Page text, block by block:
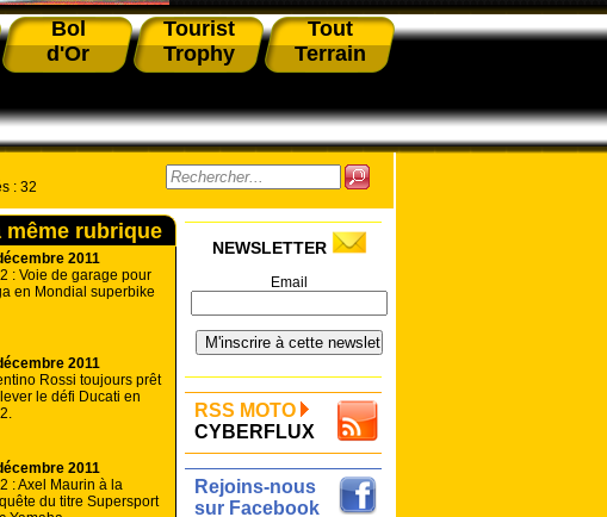
Bol
d'Or
Tourist
Trophy
Tout
Terrain
: 32
rubrique
2011
: Voie de garage pour
en Mondial superbike
2011
Rossi toujours prêt
le défi Ducati en
2011
: Axel Maurin à la
du titre Supersport
NEWSLETTER
Email
RSS MOTO
CYBERFLUX
Rejoins-nous
sur Facebook